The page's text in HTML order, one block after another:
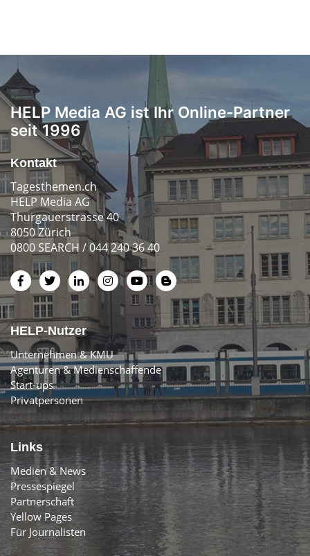
HELP Media AG ist Ihr Online-Partner
seit 1996
Kontakt
Tagesthemen.ch
HELP Media AG
Thurgauerstrasse 40
8050 Zürich
0800 SEARCH / 044 240 36 40
HELP-Nutzer
Unternehmen & KMU
Agenturen & Medienschaffende
Start-ups
Privatpersonen
Links
Medien & News
Pressespiegel
Partnerschaft
Yellow Pages
Für Journalisten